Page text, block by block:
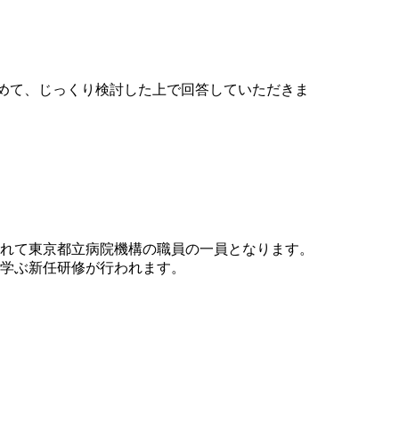
、じっくり検討した上で回答していただきま
て東京都立病院機構の職員の一員となります。
ぶ新任研修が行われます。